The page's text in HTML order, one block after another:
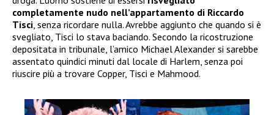
completamente nudo nell’appartamento di Riccardo
Tisci, senza ricordare nulla. Avrebbe aggiunto che quando si è
svegliato, Tisci lo stava baciando. Secondo la ricostruzione
depositata in tribunale, l’amico Michael Alexander si sarebbe
assentato quindici minuti dal locale di Harlem, senza poi
riuscire più a trovare Copper, Tisci e Mahmood.